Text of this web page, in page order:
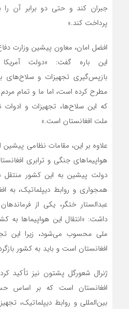
جبران کند و حتی دو برابر آن را
پرداخت کند.»
افضل امان، معاون پیشین وزارت
این باره گفت: «دولت
بازپس‌گیری تجهیزات و سلاح‌های
مطرح کرده است، اما ما و تمام مردم
که این سلاح‌ها، تجهیزات و ادوات
ملت افغانستان است.»
علاوه بر این، مقامات نظامی پیشین
هواپیماهای جنگی و ترابری
دولت پیشین به این کشور منتقل
همجواری و روابط دیپلماتیک، به
عبدالستار ختگر، یکی از
داشت: «انتقال این هواپیماها به
ملی محسوب می‌شود، زیرا این
افغانستان است و باید به کشور
ژنرال شعورگل پشتون نیز تأکید
افغانستان است که بر اساس
بین‌المللی و روابط دیپلماتیک،